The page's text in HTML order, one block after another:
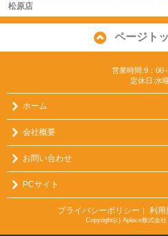
松原店
ページト
営業時間:9：00
定休日:水
ホーム
会社概要
お問い合わせ
PCサイト
プライバシーポリシー ｜ 利用
Copyright(c) Aplace株式会社